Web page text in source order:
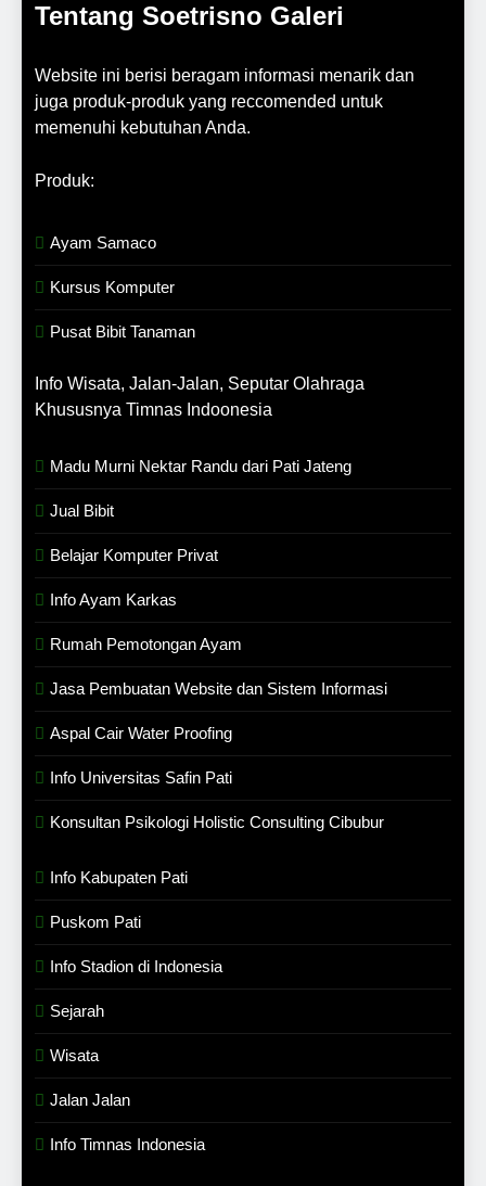
Tentang Soetrisno Galeri
Website ini berisi beragam informasi menarik dan
juga produk-produk yang reccomended untuk
memenuhi kebutuhan Anda.
Produk:
Ayam Samaco
Kursus Komputer
Pusat Bibit Tanaman
Info Wisata, Jalan-Jalan, Seputar Olahraga
Khususnya Timnas Indoonesia
Madu Murni Nektar Randu dari Pati Jateng
Jual Bibit
Belajar Komputer Privat
Info Ayam Karkas
Rumah Pemotongan Ayam
Jasa Pembuatan Website dan Sistem Informasi
Aspal Cair Water Proofing
Info Universitas Safin Pati
Konsultan Psikologi Holistic Consulting Cibubur
Info Kabupaten Pati
Puskom Pati
Info Stadion di Indonesia
Sejarah
Wisata
Jalan Jalan
Info Timnas Indonesia